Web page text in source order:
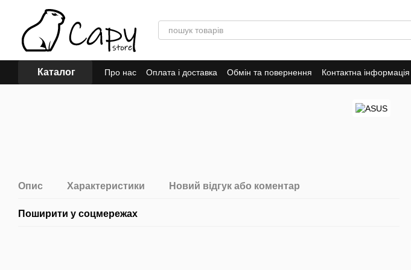
Перейти до основного контенту
Каталог Про нас Оплата і доставка Обмін та повернення Контактна інформація
Відгуки про магазин
Опис Характеристики Новий відгук або коментар
Поширити у соцмережах